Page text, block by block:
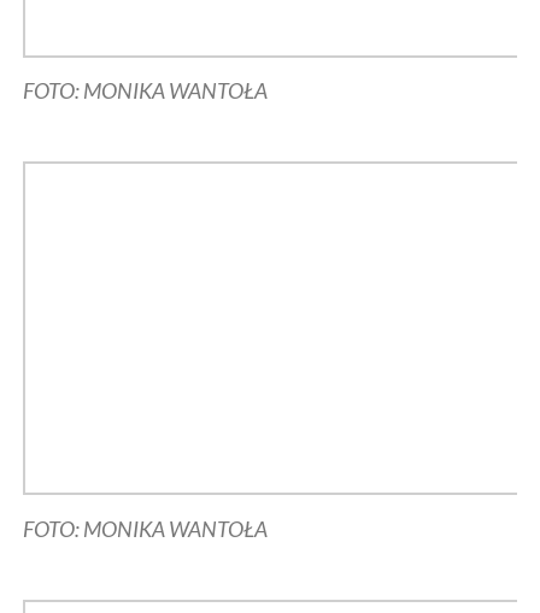
FOTO: MONIKA WANTOŁA
FOTO: MONIKA WANTOŁA